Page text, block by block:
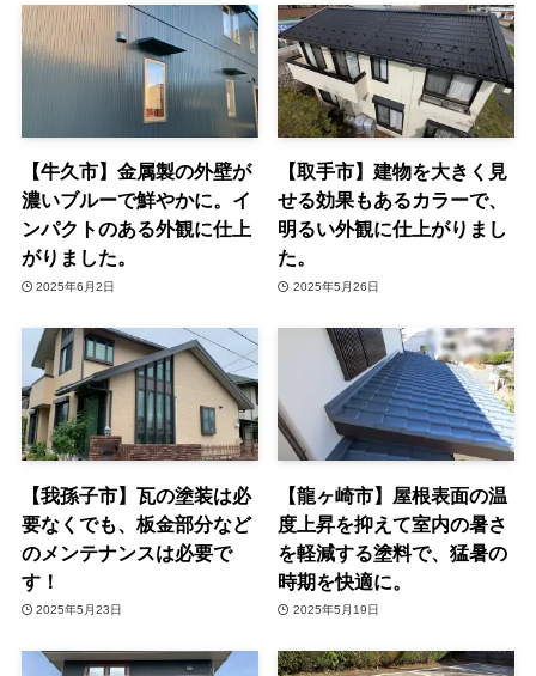
【牛久市】金属製の外壁が
濃いブルーで鮮やかに。イ
ンパクトのある外観に仕上
がりました。
2025年6月2日
【取手市】建物を大きく見
せる効果もあるカラーで、
明るい外観に仕上がりまし
た。
2025年5月26日
【我孫子市】瓦の塗装は必
要なくでも、板金部分など
のメンテナンスは必要で
す！
2025年5月23日
【龍ヶ崎市】屋根表面の温
度上昇を抑えて室内の暑さ
を軽減する塗料で、猛暑の
時期を快適に。
2025年5月19日